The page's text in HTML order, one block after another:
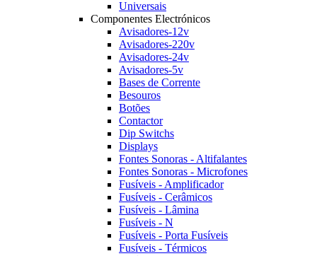
Universais
Componentes Electrónicos
Avisadores-12v
Avisadores-220v
Avisadores-24v
Avisadores-5v
Bases de Corrente
Besouros
Botões
Contactor
Dip Switchs
Displays
Fontes Sonoras - Altifalantes
Fontes Sonoras - Microfones
Fusíveis - Amplificador
Fusíveis - Cerâmicos
Fusíveis - Lâmina
Fusíveis - N
Fusíveis - Porta Fusíveis
Fusíveis - Térmicos